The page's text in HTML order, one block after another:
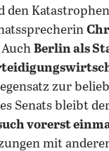
den
Berlin als
zur
Senats bleibt
vorerst
mit